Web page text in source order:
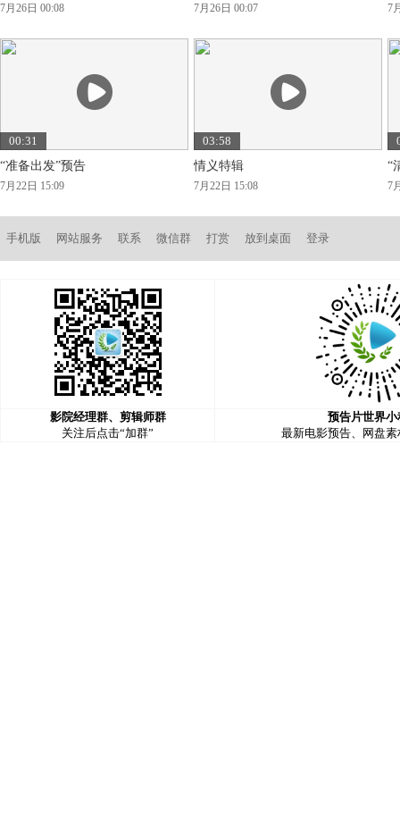
7月26日 00:08 7月26日 00:07 7
00:31
“准备出发”预告
7月22日 15:09
03:58
情义特辑
7月22日 15:08
“
7
手机版 网站服务 联系 微信群 打赏 放到桌面 登录
影院经理群、剪辑师群
关注后点击“加群”
预告片世界小
最新电影预告、网盘